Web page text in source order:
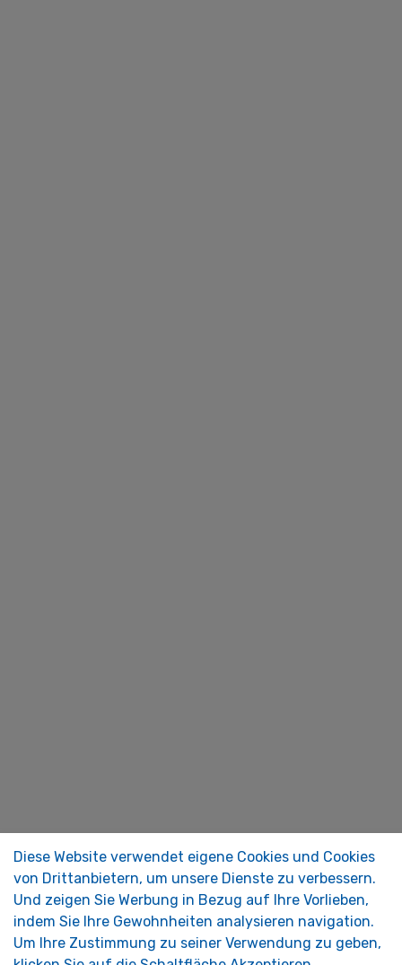
Diese Website verwendet eigene Cookies und Cookies
von Drittanbietern, um unsere Dienste zu verbessern.
Und zeigen Sie Werbung in Bezug auf Ihre Vorlieben,
indem Sie Ihre Gewohnheiten analysieren navigation.
Um Ihre Zustimmung zu seiner Verwendung zu geben,